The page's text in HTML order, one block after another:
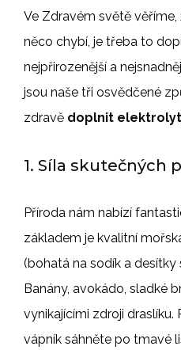
Ve Zdravém světě
něco chybí, je třeba to
nejpřirozenější a
jsou naše tři osvědčené
zdravě doplnit
1. Síla skutečných
Příroda nám nabízí
základem je kvalitní
(bohatá na sodík a
Banány, avokádo, sladké
vynikajícími zdroji draslíku.
vápník sáhněte po tmavé